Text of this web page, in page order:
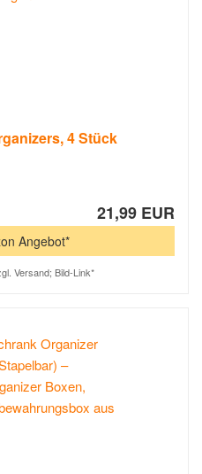
4 Stück
21,99 EUR
Angebot*
Versand; Bild-Link*